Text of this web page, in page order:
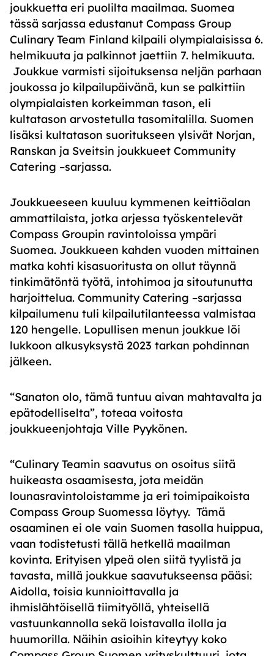
joukkuetta eri puolilta maailmaa. Suomea
tässä sarjassa edustanut Compass Group
Culinary Team Finland kilpaili olympialaisissa 6.
helmikuuta ja palkinnot jaettiin 7. helmikuuta.
Joukkue varmisti sijoituksensa neljän parhaan
joukossa jo kilpailupäivänä, kun se palkittiin
olympialaisten korkeimman tason, eli
kultatason arvostetulla tasomitalilla. Suomen
lisäksi kultatason suoritukseen ylsivät Norjan,
Ranskan ja Sveitsin joukkueet Community
Catering –sarjassa.
Joukkueeseen kuuluu kymmenen keittiöalan
ammattilaista, jotka arjessa työskentelevät
Compass Groupin ravintoloissa ympäri
Suomea. Joukkueen kahden vuoden mittainen
matka kohti kisasuoritusta on ollut täynnä
tinkimätöntä työtä, intohimoa ja sitoutunutta
harjoittelua. Community Catering –sarjassa
kilpailumenu tuli kilpailutilanteessa valmistaa
120 hengelle. Lopullisen menun joukkue löi
lukkoon alkusyksystä 2023 tarkan pohdinnan
jälkeen.
“Sanaton olo, tämä tuntuu aivan mahtavalta ja
epätodelliselta”, toteaa voitosta
joukkueenjohtaja Ville Pyykönen.
“Culinary Teamin saavutus on osoitus siitä
huikeasta osaamisesta, jota meidän
lounasravintoloistamme ja eri toimipaikoista
Compass Group Suomessa löytyy. Tämä
osaaminen ei ole vain Suomen tasolla huippua,
vaan todistetusti tällä hetkellä maailman
kovinta. Erityisen ylpeä olen siitä tyylistä ja
tavasta, millä joukkue saavutukseensa pääsi:
Aidolla, toisia kunnioittavalla ja
ihmislähtöisellä tiimityöllä, yhteisellä
vastuunkannolla sekä loistavalla ilolla ja
huumorilla. Näihin asioihin kiteytyy koko